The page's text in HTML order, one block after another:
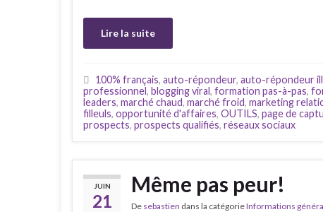
Lire la suite
100% français, auto-répondeur, auto-répondeur
professionnel, blogging viral, formation pas-à-pas,
leaders, marché chaud, marché froid, marketing
filleuls, opportunité d'affaires, OUTILS, page de
prospects, prospects qualifiés, réseaux sociaux
JUIN
21
Même pas peur!
De sebastien dans la catégorieInformations